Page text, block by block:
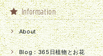
Information
About
Blog：365日植物とお花